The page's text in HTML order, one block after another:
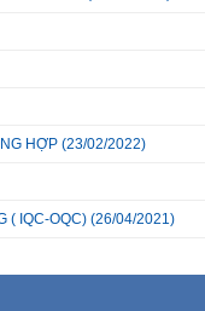
HỢP (23/02/2022)
( IQC-OQC) (26/04/2021)